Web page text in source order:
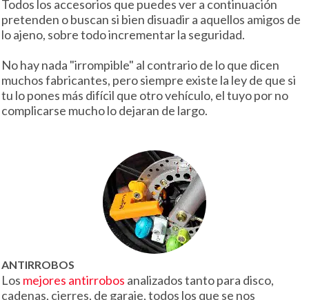
Todos los accesorios que puedes ver a continuación
pretenden o buscan si bien disuadir a aquellos amigos de
lo ajeno, sobre todo incrementar la seguridad.
No hay nada "irrompible" al contrario de lo que dicen
muchos fabricantes, pero siempre existe la ley de que si
tu lo pones más difícil que otro vehículo, el tuyo por no
complicarse mucho lo dejaran de largo.
ANTIRROBOS
Los mejores antirrobos analizados tanto para disco,
cadenas, cierres, de garaje, todos los que se nos